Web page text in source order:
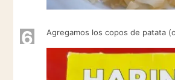
6 Agregamos los copos de patata